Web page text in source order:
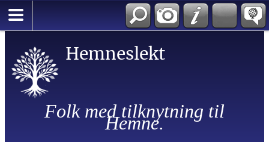
Hemneslekt
Folk med tilknytning til
Hemne.